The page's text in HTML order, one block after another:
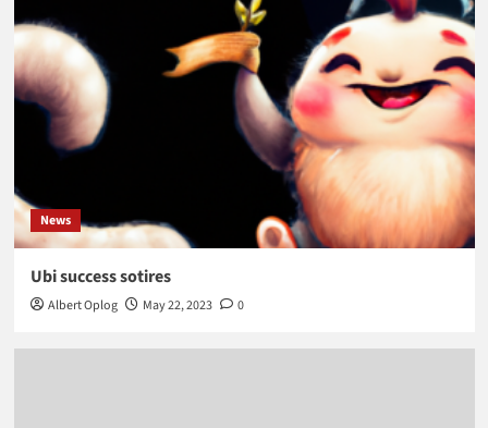
News
Ubi success sotires
Albert Oplog May 22, 2023 0